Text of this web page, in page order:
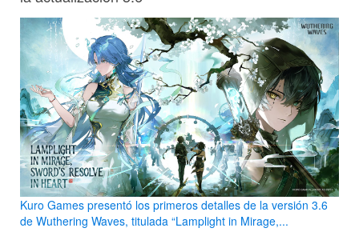
Kuro Games presentó los primeros detalles de la versión 3.6
de Wuthering Waves, titulada “Lamplight in Mirage,...